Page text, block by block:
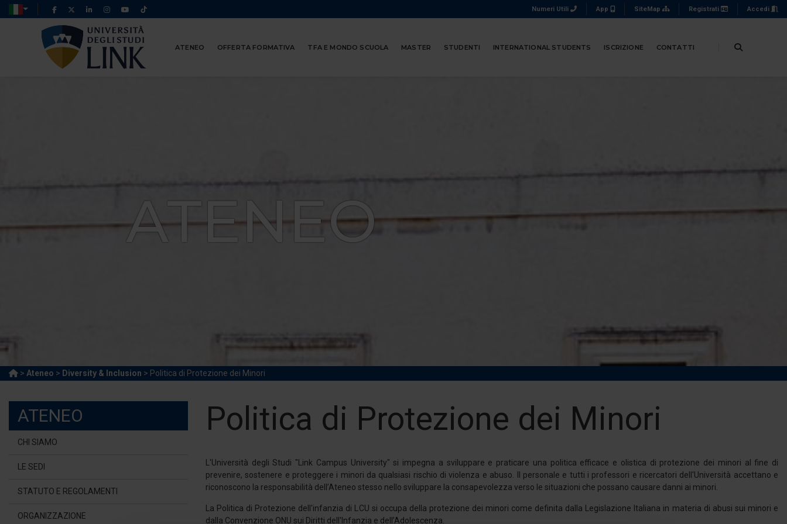
Numeri Utili App SiteMap Registrati Accedi
ATENEO OFFERTA FORMATIVA TFA E MONDO SCUOLA MASTER STUDENTI INTERNATIONAL STUDENTS ISCRIZIONE CONTATTI
ATENEO
> Ateneo > Diversity & Inclusion > Politica di Protezione dei Minori
ATENEO
CHI SIAMO
LE SEDI
STATUTO E REGOLAMENTI
ORGANIZZAZIONE
Politica di Protezione dei Minori
L'Università degli Studi "Link Campus University" si impegna a sviluppare e praticare una politica efficace e olistica di protezione dei minori al fine di
prevenire, sostenere e proteggere i minori da qualsiasi rischio di violenza e abuso. Il personale e tutti i professori e ricercatori dell'Università accettano e
riconoscono la responsabilità dell’Ateneo stesso nello sviluppare la consapevolezza verso le situazioni che possano causare danni ai minori.
La Politica di Protezione dell'infanzia di LCU si occupa della protezione dei minori come definita dalla Legislazione Italiana in materia di abusi sui minori e
dalla Convenzione ONU sui Diritti dell'Infanzia e dell’Adolescenza.